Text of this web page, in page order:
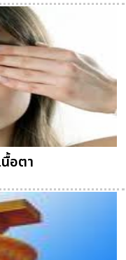
อตา